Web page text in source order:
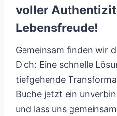
voller
Lebensfreude!
Gemeinsam finden wir
Dich: Eine schnelle
tiefgehende
Buche jetzt ein
und lass uns